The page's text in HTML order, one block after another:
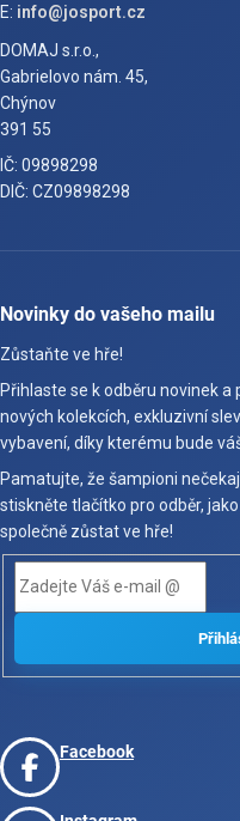
E: info@josport.cz
DOMAJ s.r.o.,
Gabrielovo nám. 45,
Chýnov
391 55
IČ: 09898298
DIČ: CZ09898298
Novinky do vašeho mailu
Zůstaňte ve hře!
Přihlaste se k odběru novinek
nových kolekcích, exkluzivní
vybavení, díky kterému bude
Pamatujte, že šampioni
stiskněte tlačítko pro odběr,
společně zůstat ve hře!
Facebook